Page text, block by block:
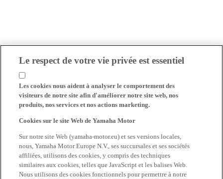
Le respect de votre vie privée est essentiel
Les cookies nous aident à analyser le comportement des
visiteurs de notre site afin d'améliorer notre site web, nos
produits, nos services et nos actions marketing.
Cookies sur le site Web de Yamaha Motor
Sur notre site Web (yamaha-motor.eu) et ses versions locales,
nous, Yamaha Motor Europe N.V., ses succursales et ses sociétés
affiliées, utilisons des cookies, y compris des techniques
similaires aux cookies, telles que JavaScript et les balises Web.
Nous utilisons des cookies fonctionnels pour permettre à notre